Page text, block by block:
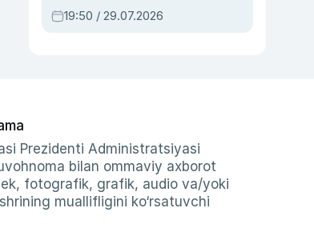
qahramon — Ukraina
armiyasi bosh
19:50 / 29.07.2026
Prezidenti Administratsiyasi
bilan ommaviy axborot
fotografik, grafik, audio va/yoki
muallifligini ko‘rsatuvchi